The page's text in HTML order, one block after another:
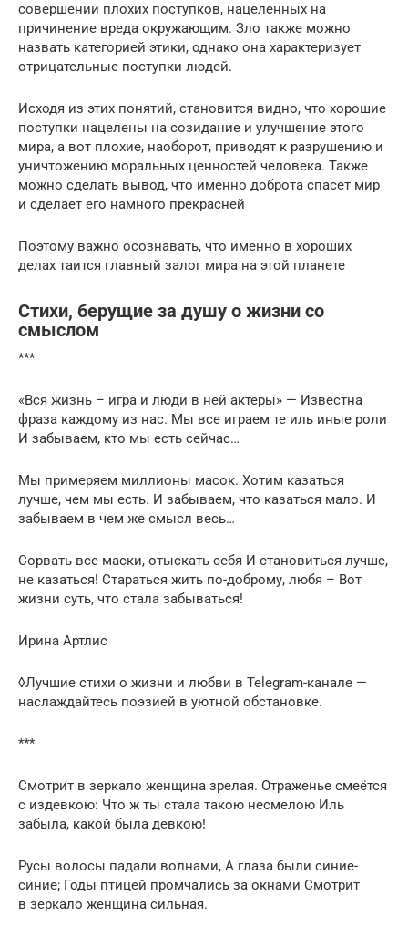
совершении плохих поступков, нацеленных на
причинение вреда окружающим. Зло также можно
назвать категорией этики, однако она характеризует
отрицательные поступки людей.
Исходя из этих понятий, становится видно, что хорошие
поступки нацелены на созидание и улучшение этого
мира, а вот плохие, наоборот, приводят к разрушению и
уничтожению моральных ценностей человека. Также
можно сделать вывод, что именно доброта спасет мир
и сделает его намного прекрасней
Поэтому важно осознавать, что именно в хороших
делах таится главный залог мира на этой планете
Стихи, берущие за душу о жизни со
смыслом
***
«Вся жизнь – игра и люди в ней актеры» — Известна
фраза каждому из нас. Мы все играем те иль иные роли
И забываем, кто мы есть сейчас…
Мы примеряем миллионы масок. Хотим казаться
лучше, чем мы есть. И забываем, что казаться мало. И
забываем в чем же смысл весь…
Сорвать все маски, отыскать себя И становиться лучше,
не казаться! Стараться жить по-доброму, любя – Вот
жизни суть, что стала забываться!
Ирина Артлис
◊Лучшие стихи о жизни и любви в Telegram-канале —
наслаждайтесь поэзией в уютной обстановке.
***
Смотрит в зеркало женщина зрелая. Отраженье смеётся
с издевкою: Что ж ты стала такою несмелою Иль
забыла, какой была девкою!
Русы волосы падали волнами, А глаза были синие-
синие; Годы птицей промчались за окнами Смотрит
в зеркало женщина сильная.